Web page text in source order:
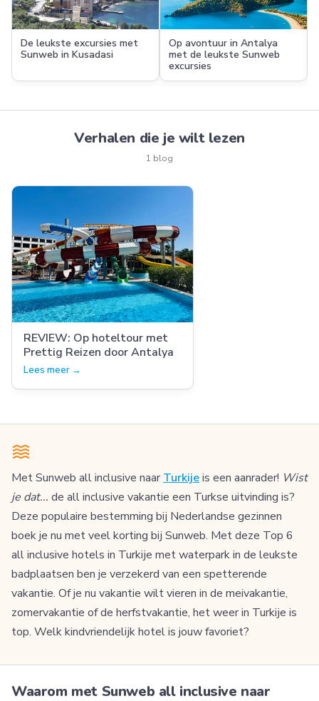
De leukste excursies met
Sunweb in Kusadasi
Op avontuur in Antalya
met de leukste Sunweb
excursies
Verhalen die je wilt lezen
1 blog
REVIEW: Op hoteltour met
Prettig Reizen door Antalya
Lees meer →
Met Sunweb all inclusive naar Turkijeis een aanrader! Wist
je dat... de all inclusive vakantie een Turkse uitvinding is?
Deze populaire bestemming bij Nederlandse gezinnen
boek je nu met veel korting bij Sunweb. Met deze Top 6
all inclusive hotels in Turkije met waterpark in de leukste
badplaatsen ben je verzekerd van een spetterende
vakantie. Of je nu vakantie wilt vieren in de meivakantie,
zomervakantie of de herfstvakantie, het weer in Turkije is
top. Welk kindvriendelijk hotel is jouw favoriet?
Waarom met Sunweb all inclusive naar